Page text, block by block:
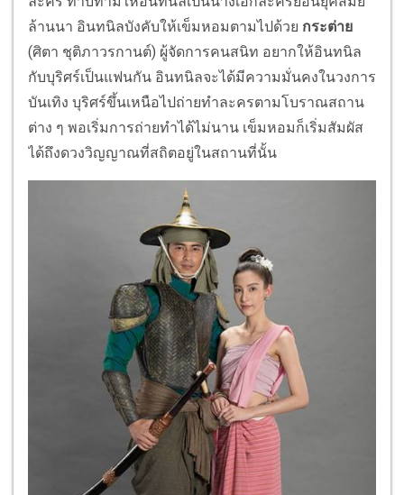
ล้านนา อินทนิลบังคับให้เข็มหอมตามไปด้วย กระต่าย
(ศิตา ชุติภาวรกานต์) ผู้จัดการคนสนิท อยากให้อินทนิล
กับบุริศร์เป็นแฟนกัน อินทนิลจะได้มีความมั่นคงในวงการ
บันเทิง บุริศร์ขึ้นเหนือไปถ่ายทำละครตามโบราณสถาน
ต่าง ๆ พอเริ่มการถ่ายทำได้ไม่นาน เข็มหอมก็เริ่มสัมผัส
ได้ถึงดวงวิญญาณที่สถิตอยู่ในสถานที่นั้น